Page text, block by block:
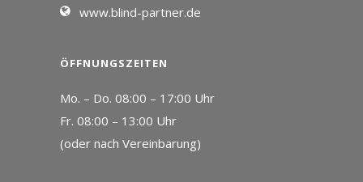
www.blind-partner.de
ÖFFNUNGSZEITEN
Mo. – Do. 08:00 – 17:00 Uhr
Fr. 08:00 – 13:00 Uhr
(oder nach Vereinbarung)